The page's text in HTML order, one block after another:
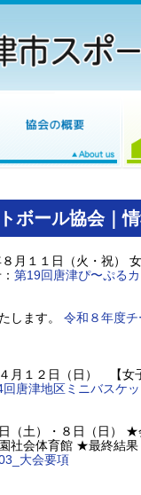
ボール協会｜
８月１１日（火・祝）
第19回唐津ぴ〜ぷる
します。 令和８年度
月１２日（日） 【女
回唐津地区ミニバスケ
（土）・８日（日）
社会体育館 ★最終結果
大会要項